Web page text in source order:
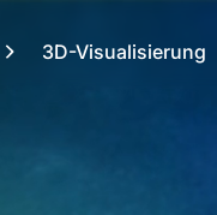
3D-Visualisierung